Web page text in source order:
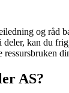
og råd
kan du
AS?